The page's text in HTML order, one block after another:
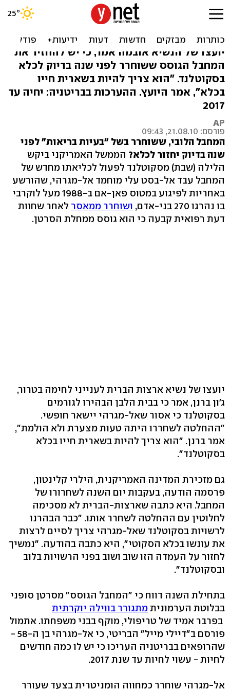
ארה"ב לסקוטלנד: החזירו
המחבל מלוקרבי לכלא
יועצו של הנשיא אובמה אמר, כי יש להחזיר את
המחבל הגוסס ששוחרר לפני שנה בדיוק לכלא
בסקוטלנד. "הוא צריך להיות בשארית חייו
בכלא", אמר היועץ. ההערכות בבריטניה: יחיה עד
2017
AP
פורסם: 21.08.10, 09:43
המחבל הלובי, ששוחרר בשל "בעיות בריאות" לפני
שנה בדיוק יחזור לכלא? הממשל האמריקני ביקש
הלילה (שבת) מסקוטלנד לפעול לכליאתו מחדש של
המחבל עבד אל-בסט עלי מוחמד אל-מגרהי, שהורשע
באחריות לפיגוע במטוס פאן-אם ב-1988 מעל לוקרבי
בו נהרגו 270 בני-אדם,
ושוחרר ממאסר לאחר שחוות
דעת רפואית קבעה כי הוא גוסס ממחלת הסרטן.
יועצו של נשיא ארצות הברית לענייני לחימה בטרור,
ג'ון ברנן, אמר כי בבית הלבן הבהירו לגורמים
בסקוטלנד כי אסור שאל-מגרהי יישאר חופשי.
"ההחלטה לשחררו היתה טעות מצערת ולא הולמת",
אמר ברנן. "הוא צריך להיות בשארית חייו בכלא
בסקוטלנד".
גם מזכירת המדינה האמריקנית, הילרי קלינטון,
פרסמה הודעה, בעקבות יום השנה לשחרורו של
המחבל. היא כתבה שארצות-הברית לא מסכימה
לחלוטין עם ההחלטה לשחרר אותו. "כבר הבהרנו
לרשויות בסקוטלנד שאל-מגרהי צריך לסיים לרצות
את עונשו בכלא הסקוטי", היא כתבה בהודעה. "נמשיך
לחזור על העמדה הזו שוב ושוב בפני הרשויות בלוב
ובסקוטלנד".
בתחילת השנה דווח כי "המחבל הגוסס" מסרטן סופני
בבלוטת הערמוניתמתגורר בווילה יוקרתית
בפרבר אמיד של טריפולי, מוקף בבני משפחתו. אתמול
פורסם ב"דיילי מייל" הבריטי, כי אל-מגרהי בן ה-58 -
שהרופאים בבריטניה העריכו כי יש לו כמה חודשים
לחיות - עשוי לחיות עד שנת 2017.
אל-מגרהי שוחרר כמחווה הומניטרית בצעד שעורר